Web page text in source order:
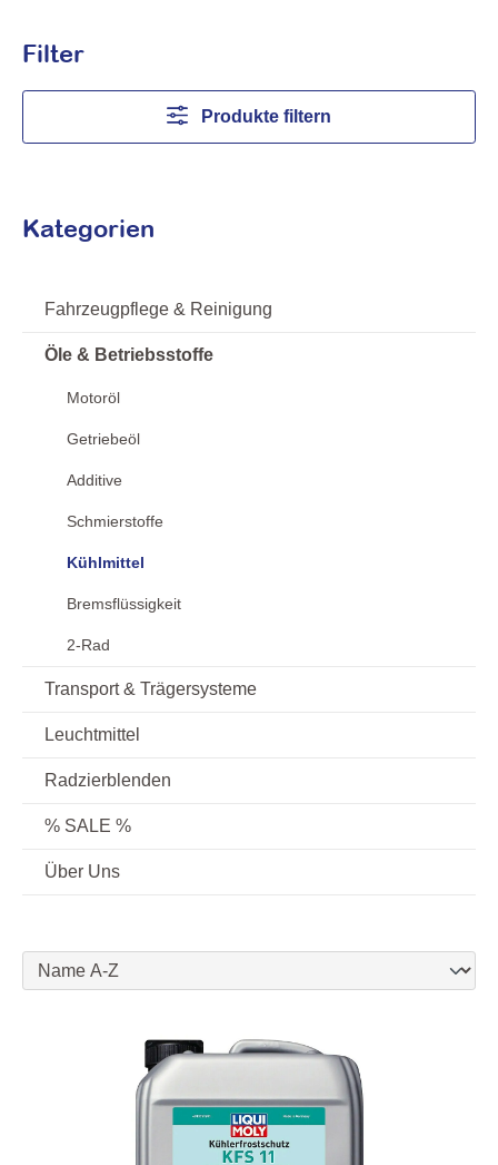
Filter
Produkte filtern
Kategorien
Fahrzeugpflege & Reinigung
Öle & Betriebsstoffe
Motoröl
Getriebeöl
Additive
Schmierstoffe
Kühlmittel
Bremsflüssigkeit
2-Rad
Transport & Trägersysteme
Leuchtmittel
Radzierblenden
% SALE %
Über Uns